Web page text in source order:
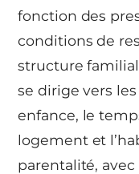
fonction des
conditions de
structure
se dirige vers
enfance, le
logement et
parentalité,